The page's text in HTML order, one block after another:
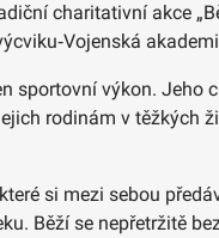
charitativní akce
sportovní výkon. Jeho
rodinám v těžkých
si mezi sebou
Běží se nepřetržitě